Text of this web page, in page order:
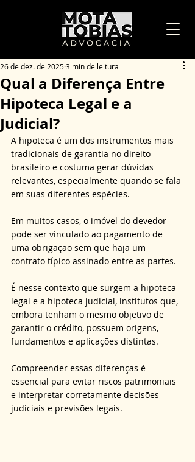
Qual a Diferença Entre
Hipoteca Legal e a
Judicial?
26 de dez. de 20253 min de leitura
A hipoteca é um dos instrumentos mais
tradicionais de garantia no direito
brasileiro e costuma gerar dúvidas
relevantes, especialmente quando se fala
em suas diferentes espécies.
Em muitos casos, o imóvel do devedor
pode ser vinculado ao pagamento de
uma obrigação sem que haja um
contrato típico assinado entre as partes.
É nesse contexto que surgem a hipoteca
legal e a hipoteca judicial, institutos que,
embora tenham o mesmo objetivo de
garantir o crédito, possuem origens,
fundamentos e aplicações distintas.
Compreender essas diferenças é
essencial para evitar riscos patrimoniais
e interpretar corretamente decisões
judiciais e previsões legais.